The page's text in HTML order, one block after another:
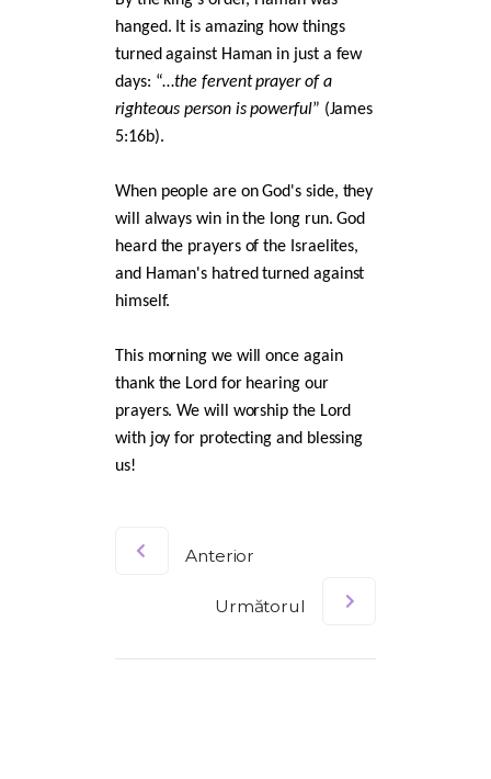
hanged. It is amazing how things
turned against Haman in just a few
days: “…the fervent prayer of a
righteous person is powerful” (James
5:16b).
When people are on God's side, they
will always win in the long run. God
heard the prayers of the Israelites,
and Haman's hatred turned against
himself.
This morning we will once again
thank the Lord for hearing our
prayers. We will worship the Lord
with joy for protecting and blessing
us!
Anterior
Următorul